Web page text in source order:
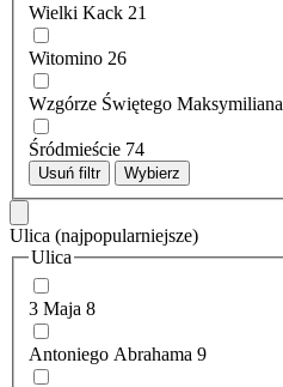
Wielki Kack 21
Witomino 26
Wzgórze Świętego Maksymiliana
Śródmieście 74
Usuń filtr Wybierz
Ulica (najpopularniejsze)
Ulica
3 Maja 8
Antoniego Abrahama 9